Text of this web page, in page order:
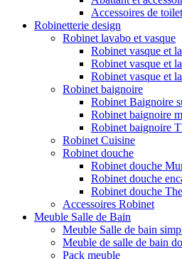
Accessoires de
Robinetterie design
Robinet lavabo et vasque
Robinet vasque et
Robinet vasque et
Robinet vasque et
Robinet baignoire
Robinet Baignoire
Robinet baignoire
Robinet baignoire
Robinet Cuisine
Robinet douche
Robinet douche
Robinet douche
Robinet douche
Accessoires Robinet
Meuble Salle de Bain
Meuble Salle de bain
Meuble de salle de bain
Pack meuble